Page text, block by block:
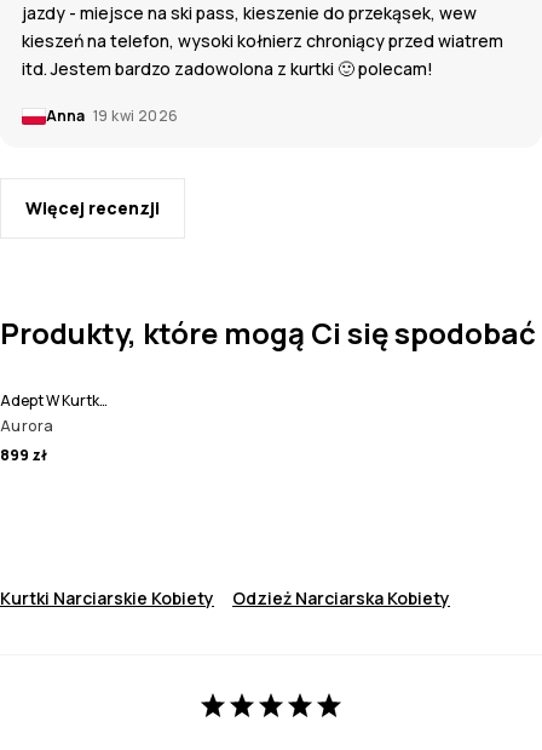
jazdy - miejsce na ski pass, kieszenie do przekąsek, wew
kieszeń na telefon, wysoki kołnierz chroniący przed wiatrem
itd. Jestem bardzo zadowolona z kurtki 🙂 polecam!
Anna 19 kwi 2026
Więcej recenzji
Produkty, które mogą Ci się spodobać
Adept W Kurtka Narciarska Kobiety
Aurora
899 zł
Kurtki Narciarskie Kobiety Odzież Narciarska Kobiety